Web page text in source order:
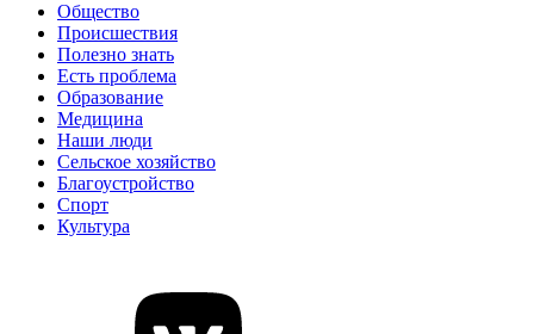
Общество
Происшествия
Полезно знать
Есть проблема
Образование
Медицина
Наши люди
Сельское хозяйство
Благоустройство
Спорт
Культура